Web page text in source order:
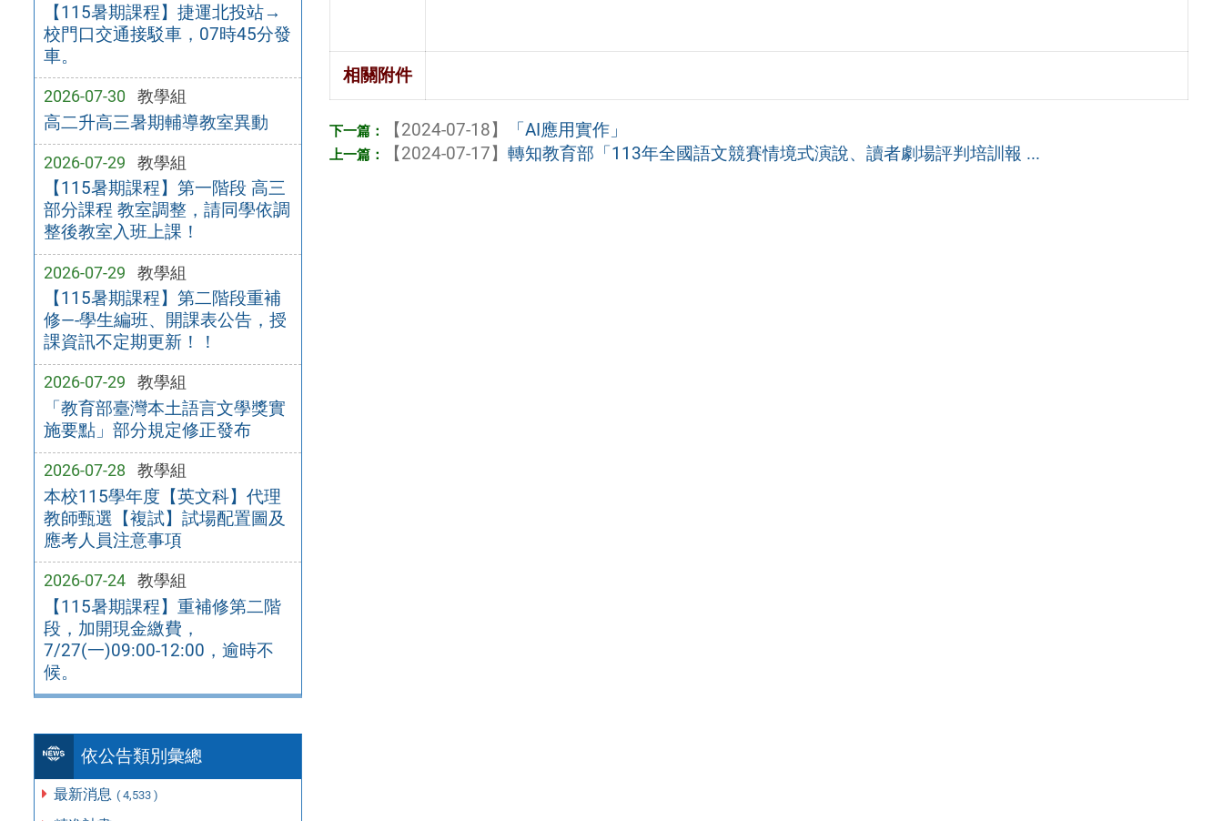
【115暑期課程】捷運北投站→
校門口交通接駁車，07時45分發
車。
2026-07-30 教學組
高二升高三暑期輔導教室異動
2026-07-29 教學組
【115暑期課程】第一階段 高三
部分課程 教室調整，請同學依調
整後教室入班上課！
2026-07-29 教學組
【115暑期課程】第二階段重補
修—-學生編班、開課表公告，授
課資訊不定期更新！！
2026-07-29 教學組
「教育部臺灣本土語言文學獎實
施要點」部分規定修正發布
2026-07-28 教學組
本校115學年度【英文科】代理
教師甄選【複試】試場配置圖及
應考人員注意事項
2026-07-24 教學組
【115暑期課程】重補修第二階
段，加開現金繳費，
7/27(一)09:00-12:00，逾時不
候。
依公告類別彙總
最新消息 ( 4,533 )
相關附件
【2024-07-18】
「AI應用實作」
【2024-07-17】轉知教育部「113年全國語文競賽情境式演說、讀者劇場評判培訓報 ...